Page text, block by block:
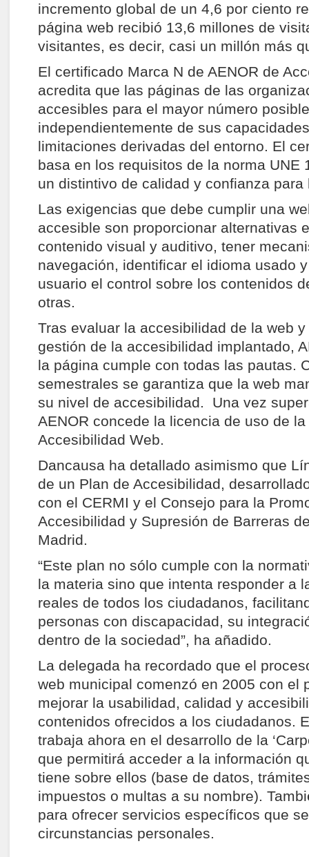
incremento global de un 4,6 por ciento
página web recibió 13,6 millones de
visitantes, es decir, casi un millón más
El certificado Marca N de AENOR de
acredita que las páginas de las
accesibles para el mayor número
independientemente de sus
limitaciones derivadas del entorno. El
basa en los requisitos de la norma UNE
un distintivo de calidad y confianza para
Las exigencias que debe cumplir una
accesible son proporcionar alternativas
contenido visual y auditivo, tener
navegación, identificar el idioma usado
usuario el control sobre los contenidos
otras.
Tras evaluar la accesibilidad de la web
gestión de la accesibilidad implantado,
la página cumple con todas las pautas.
semestrales se garantiza que la web
su nivel de accesibilidad. Una vez
AENOR concede la licencia de uso de
Accesibilidad Web.
Dancausa ha detallado asimismo que
de un Plan de Accesibilidad,
con el CERMI y el Consejo para la
Accesibilidad y Supresión de Barreras
Madrid.
“Este plan no sólo cumple con la
la materia sino que intenta responder a
reales de todos los ciudadanos,
personas con discapacidad, su
dentro de la sociedad”, ha añadido.
La delegada ha recordado que el
web municipal comenzó en 2005 con el
mejorar la usabilidad, calidad y
contenidos ofrecidos a los ciudadanos.
trabaja ahora en el desarrollo de la
que permitirá acceder a la información
tiene sobre ellos (base de datos,
impuestos o multas a su nombre).
para ofrecer servicios específicos que
circunstancias personales.